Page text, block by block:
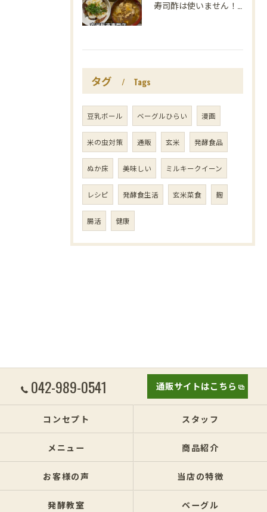
タグ Tags
豆乳ボール ベーグルひらい 漫画
米の虫対策 通販 玄米 発酵食品
ぬか床 美味しい ミルキークイーン
レシピ 発酵食生活 玄米菜食 麹
腸活 健康
042-989-0541 通販サイトはこちら
コンセプト スタッフ
メニュー 商品紹介
お客様の声 当店の特徴
発酵教室 ベーグル